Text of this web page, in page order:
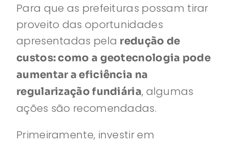
Para que as prefeituras possam tirar
proveito das oportunidades
apresentadas pela redução de
custos: como a geotecnologia pode
aumentar a eficiência na
regularização fundiária, algumas
ações são recomendadas.
Primeiramente, investir em